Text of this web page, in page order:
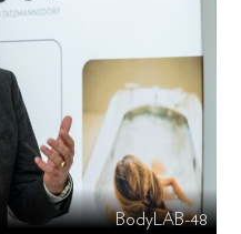
BodyLAB-48